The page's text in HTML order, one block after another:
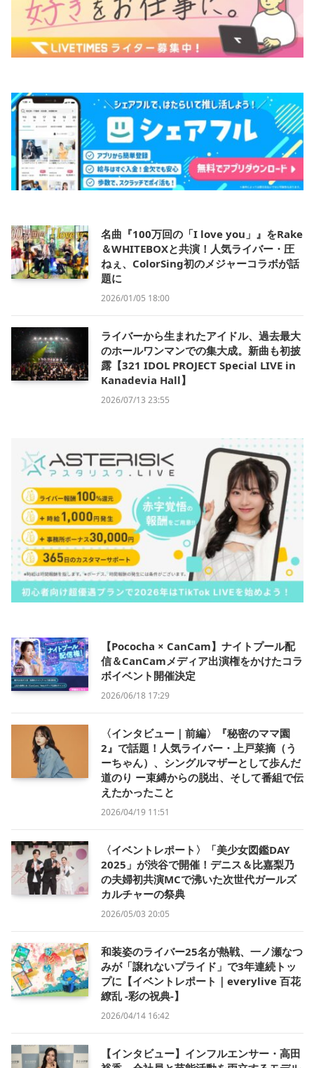
名曲『100万回の「I love you」』をRake
＆WHITEBOXと共演！人気ライバー・圧
ねぇ、ColorSing初のメジャーコラボが話
題に
2026/01/05 18:00
ライバーから生まれたアイドル、過去最大
のホールワンマンでの集大成。新曲も初披
露【321 IDOL PROJECT Special LIVE in
Kanadevia Hall】
2026/07/13 23:55
【Pococha × CanCam】ナイトプール配
信＆CanCamメディア出演権をかけたコラ
ボイベント開催決定
2026/06/18 17:29
〈インタビュー｜前編〉『秘密のママ園
2』で話題！人気ライバー・上戸菜摘（う
ーちゃん）、シングルマザーとして歩んだ
道のり ー束縛からの脱出、そして番組で伝
えたかったこと
2026/04/19 11:51
〈イベントレポート〉「美少女図鑑DAY
2025」が渋谷で開催！デニス＆比嘉梨乃
の夫婦初共演MCで沸いた次世代ガールズ
カルチャーの祭典
2026/05/03 20:05
和装姿のライバー25名が熱戦、一ノ瀬なつ
みが「譲れないプライド」で3年連続トッ
プに【イベントレポート｜everylive 百花
繚乱 -彩の祝典-】
2026/04/14 16:42
【インタビュー】インフルエンサー・高田